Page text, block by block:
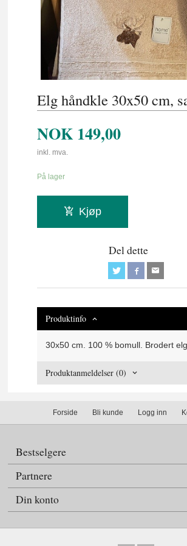
Elg håndkle 30x50 cm,
NOK 149,00
inkl. mva.
På lager
Kjøp
Del dette
Produktinfo
30x50 cm. 100 % bomull. Brodert elg.
Produktanmeldelser (0)
Forside Bli kunde Logg inn
Bestselgere
Partnere
Din konto